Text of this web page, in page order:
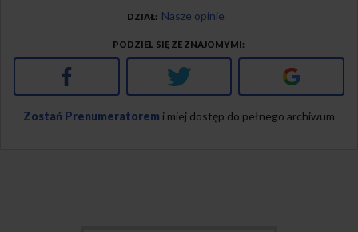
DZIAŁ Nasze opinie
PODZIEL SIĘ ZE ZNAJOMYMI
Facebook Twitter Google+
Zostań Prenumeratorem i miej dostęp do pełnego archiwum